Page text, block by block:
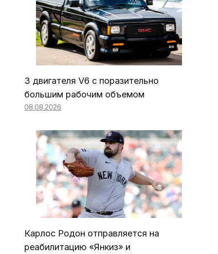
3 двигателя V6 с поразительно
большим рабочим объемом
08.08.2026
Карлос Родон отправляется на
реабилитацию «Янкиз» и